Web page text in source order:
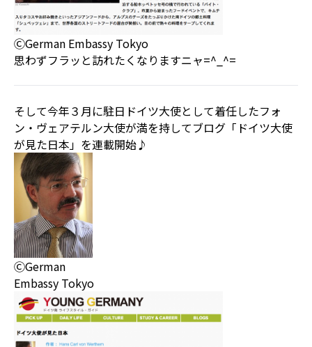
ⒸGerman Embassy Tokyo
思わずフラッと訪れたくなりますニャ=^_^=
そして今年３月に駐日ドイツ大使として着任したフォ
ン・ヴェアテルン大使が満を持してブログ「ドイツ大使
が見た日本」を連載開始♪
ⒸGerman
Embassy Tokyo